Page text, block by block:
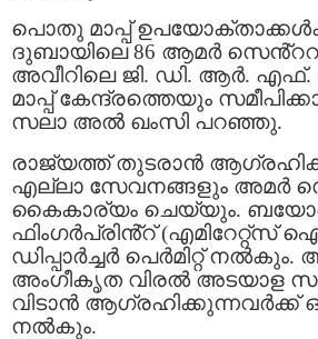
പൊതു മാപ്പ്
ദുബായിലെ 86 ആമർ
അവീറിലെ ജി. ഡി. ആർ.
മാപ്പ് കേന്ദ്രത്തെയും
സലാ അൽ ഖംസി പറഞ്ഞു.
രാജ്യത്ത് തുടരാൻ
എല്ലാ സേവനങ്ങളും അമർ
കൈകാര്യം ചെയ്യും.
ഫിംഗർപ്രിൻ്റ് (എമിറേറ്റ്സ്
ഡിപ്പാർച്ചർ പെർമിറ്റ്
അംഗീകൃത വിരൽ അടയാള
വിടാൻ ആഗ്രഹിക്കുന്നവർക്ക്
നൽകും.